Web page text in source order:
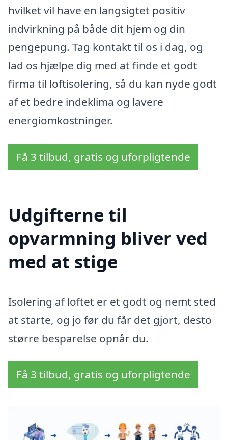
hvilket vil have en langsigtet positiv
indvirkning på både dit hjem og din
pengepung. Tag kontakt til os i dag, og
lad os hjælpe dig med at finde et godt
firma til loftisolering, så du kan nyde godt
af et bedre indeklima og lavere
energiomkostninger.
Få 3 tilbud, gratis og uforpligtende
Udgifterne til
opvarmning bliver ved
med at stige
Isolering af loftet er et godt og nemt sted
at starte, og jo før du får det gjort, desto
større besparelse opnår du.
Få 3 tilbud, gratis og uforpligtende